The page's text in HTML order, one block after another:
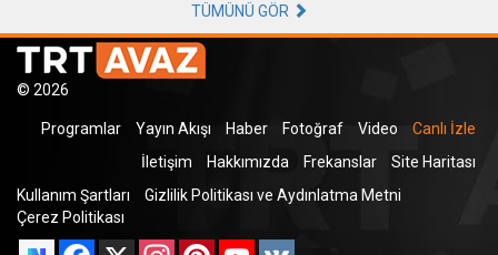
TÜMÜNÜ GÖR
© 2026
Programlar Yayın Akışı Haber Fotoğraf Video
Canlı İzle
İletişim
Hakkımızda Frekanslar
Site Haritası
Kullanım Şartları
Gizlilik Politikası ve Aydınlatma Metni
Çerez Politikası
Facebook
X InstagramPinterestYouTube